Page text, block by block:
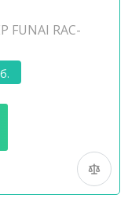
RAC-